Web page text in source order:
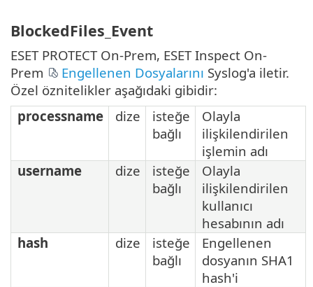
BlockedFiles_Event
ESET PROTECT On-Prem, ESET Inspect On-
Prem
Engellenen Dosyalarını Syslog'a iletir.
Özel öznitelikler aşağıdaki gibidir:
processname
dize
isteğe
bağlı
Olayla
ilişkilendirilen
işlemin adı
username
dize
isteğe
bağlı
Olayla
ilişkilendirilen
kullanıcı
hesabının adı
hash
dize
isteğe
bağlı
Engellenen
dosyanın SHA1
hash'i